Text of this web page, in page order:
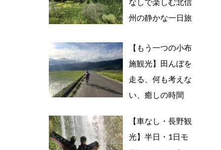
州の静かな一日旅
【もう一つの小布
施観光】田んぼを
走る、何も考えな
い、癒しの時間
【車なし・長野観
光】半日・1日モ